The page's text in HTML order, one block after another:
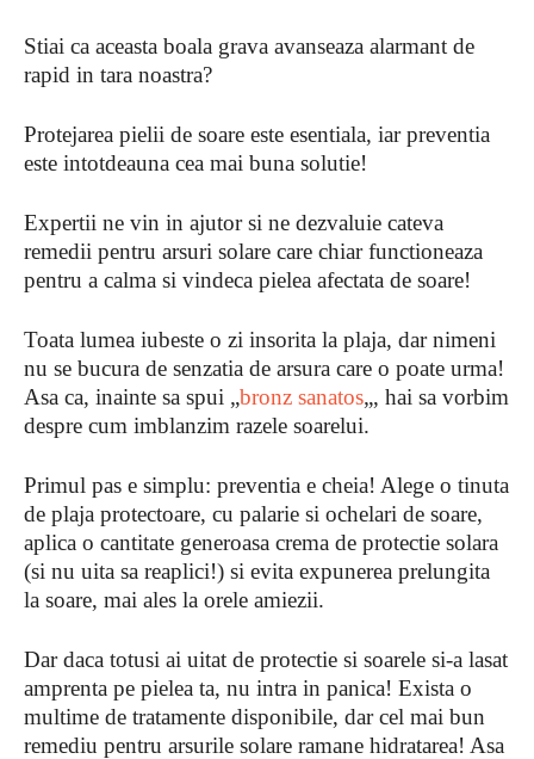
Stiai ca aceasta boala grava avanseaza alarmant de
rapid in tara noastra?
Protejarea pielii de soare este esentiala, iar preventia
este intotdeauna cea mai buna solutie!
Expertii ne vin in ajutor si ne dezvaluie cateva
remedii pentru arsuri solare care chiar functioneaza
pentru a calma si vindeca pielea afectata de soare!
Toata lumea iubeste o zi insorita la plaja, dar nimeni
nu se bucura de senzatia de arsura care o poate urma!
Asa ca, inainte sa spui „bronz sanatos„, hai sa vorbim
despre cum imblanzim razele soarelui.
Primul pas e simplu: preventia e cheia! Alege o tinuta
de plaja protectoare, cu palarie si ochelari de soare,
aplica o cantitate generoasa crema de protectie solara
(si nu uita sa reaplici!) si evita expunerea prelungita
la soare, mai ales la orele amiezii.
Dar daca totusi ai uitat de protectie si soarele si-a lasat
amprenta pe pielea ta, nu intra in panica! Exista o
multime de tratamente disponibile, dar cel mai bun
remediu pentru arsurile solare ramane hidratarea! Asa